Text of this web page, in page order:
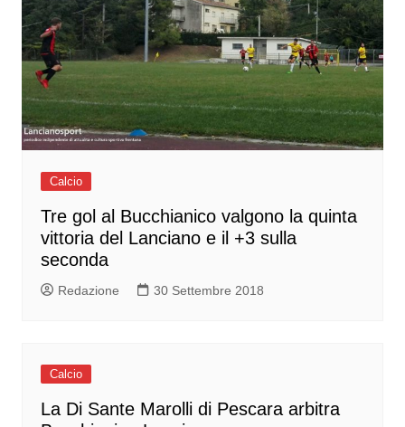
Calcio
Tre gol al Bucchianico valgono la quinta
vittoria del Lanciano e il +3 sulla
seconda
Redazione 30 Settembre 2018
Calcio
La Di Sante Marolli di Pescara arbitra